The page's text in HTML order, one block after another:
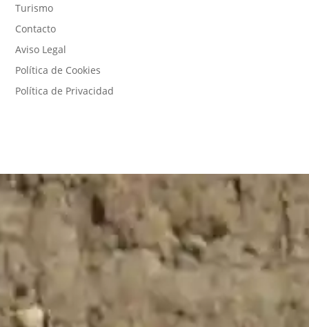
Turismo
Contacto
Aviso Legal
Política de Cookies
Política de Privacidad